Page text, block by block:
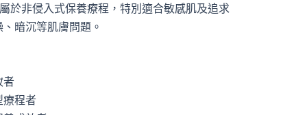
於非侵入式保養療程，特別適合敏感肌及追求
暗沉等肌膚問題。
者
療程者